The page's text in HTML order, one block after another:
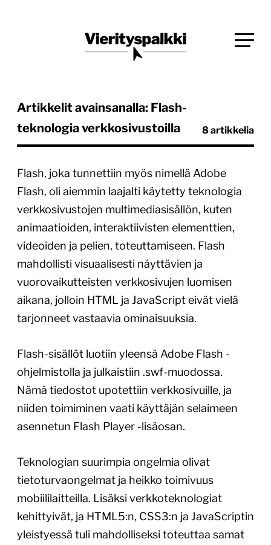
Vierityspalkki.fi
Artikkelit avainsanalla: Flash-
teknologia verkkosivustoilla
8 artikkelia
Flash, joka tunnettiin myös nimellä Adobe
Flash, oli aiemmin laajalti käytetty teknologia
verkkosivustojen multimediasisällön, kuten
animaatioiden, interaktiivisten elementtien,
videoiden ja pelien, toteuttamiseen. Flash
mahdollisti visuaalisesti näyttävien ja
vuorovaikutteisten verkkosivujen luomisen
aikana, jolloin HTML ja JavaScript eivät vielä
tarjonneet vastaavia ominaisuuksia.
Flash-sisällöt luotiin yleensä Adobe Flash -
ohjelmistolla ja julkaistiin .swf-muodossa.
Nämä tiedostot upotettiin verkkosivuille, ja
niiden toimiminen vaati käyttäjän selaimeen
asennetun Flash Player -lisäosan.
Teknologian suurimpia ongelmia olivat
tietoturvaongelmat ja heikko toimivuus
mobiililaitteilla. Lisäksi verkkoteknologiat
kehittyivät, ja HTML5:n, CSS3:n ja JavaScriptin
yleistyessä tuli mahdolliseksi toteuttaa samat